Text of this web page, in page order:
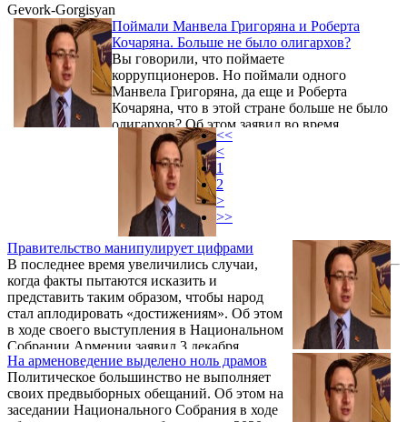
Gevork-Gorgisyan
Поймали Манвела Григоряна и Роберта
Кочаряна. Больше не было олигархов?
Вы говорили, что поймаете
коррупционеров. Но поймали одного
Манвела Григоряна, да еще и Роберта
Кочаряна, что в этой стране больше не было
олигархов? Об этом заявил во время
обсуждения законопроекта "О внесении
изменений и дополнений в закон "О КС" 10
декабря секретарь парламентской фракции
партии "Светлая Армения" Геворк
Горгисян, обращаясь к вице-спикеру
парламента от правящего блока "Мой шаг"
Алену Симоняну.
Правительство манипулирует цифрами
В последнее время увеличились случаи,
когда факты пытаются исказить и
представить таким образом, чтобы народ
стал аплодировать «достижениям». Об этом
в ходе своего выступления в Национальном
Собрании Армении заявил 3 декабря
секретарь фракции «Светлая Армения»
Геворк Горгисян.
На арменоведение выделено ноль драмов
Политическое большинство не выполняет
своих предвыборных обещаний. Об этом на
заседании Национального Собрания в ходе
<<
<
1
2
>
>>